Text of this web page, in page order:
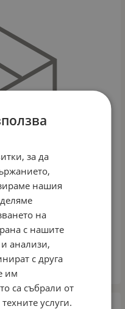
60/120СМ
за да
нашия
на
с нашите
анализи,
с друга
им
са събрали от
услуги.